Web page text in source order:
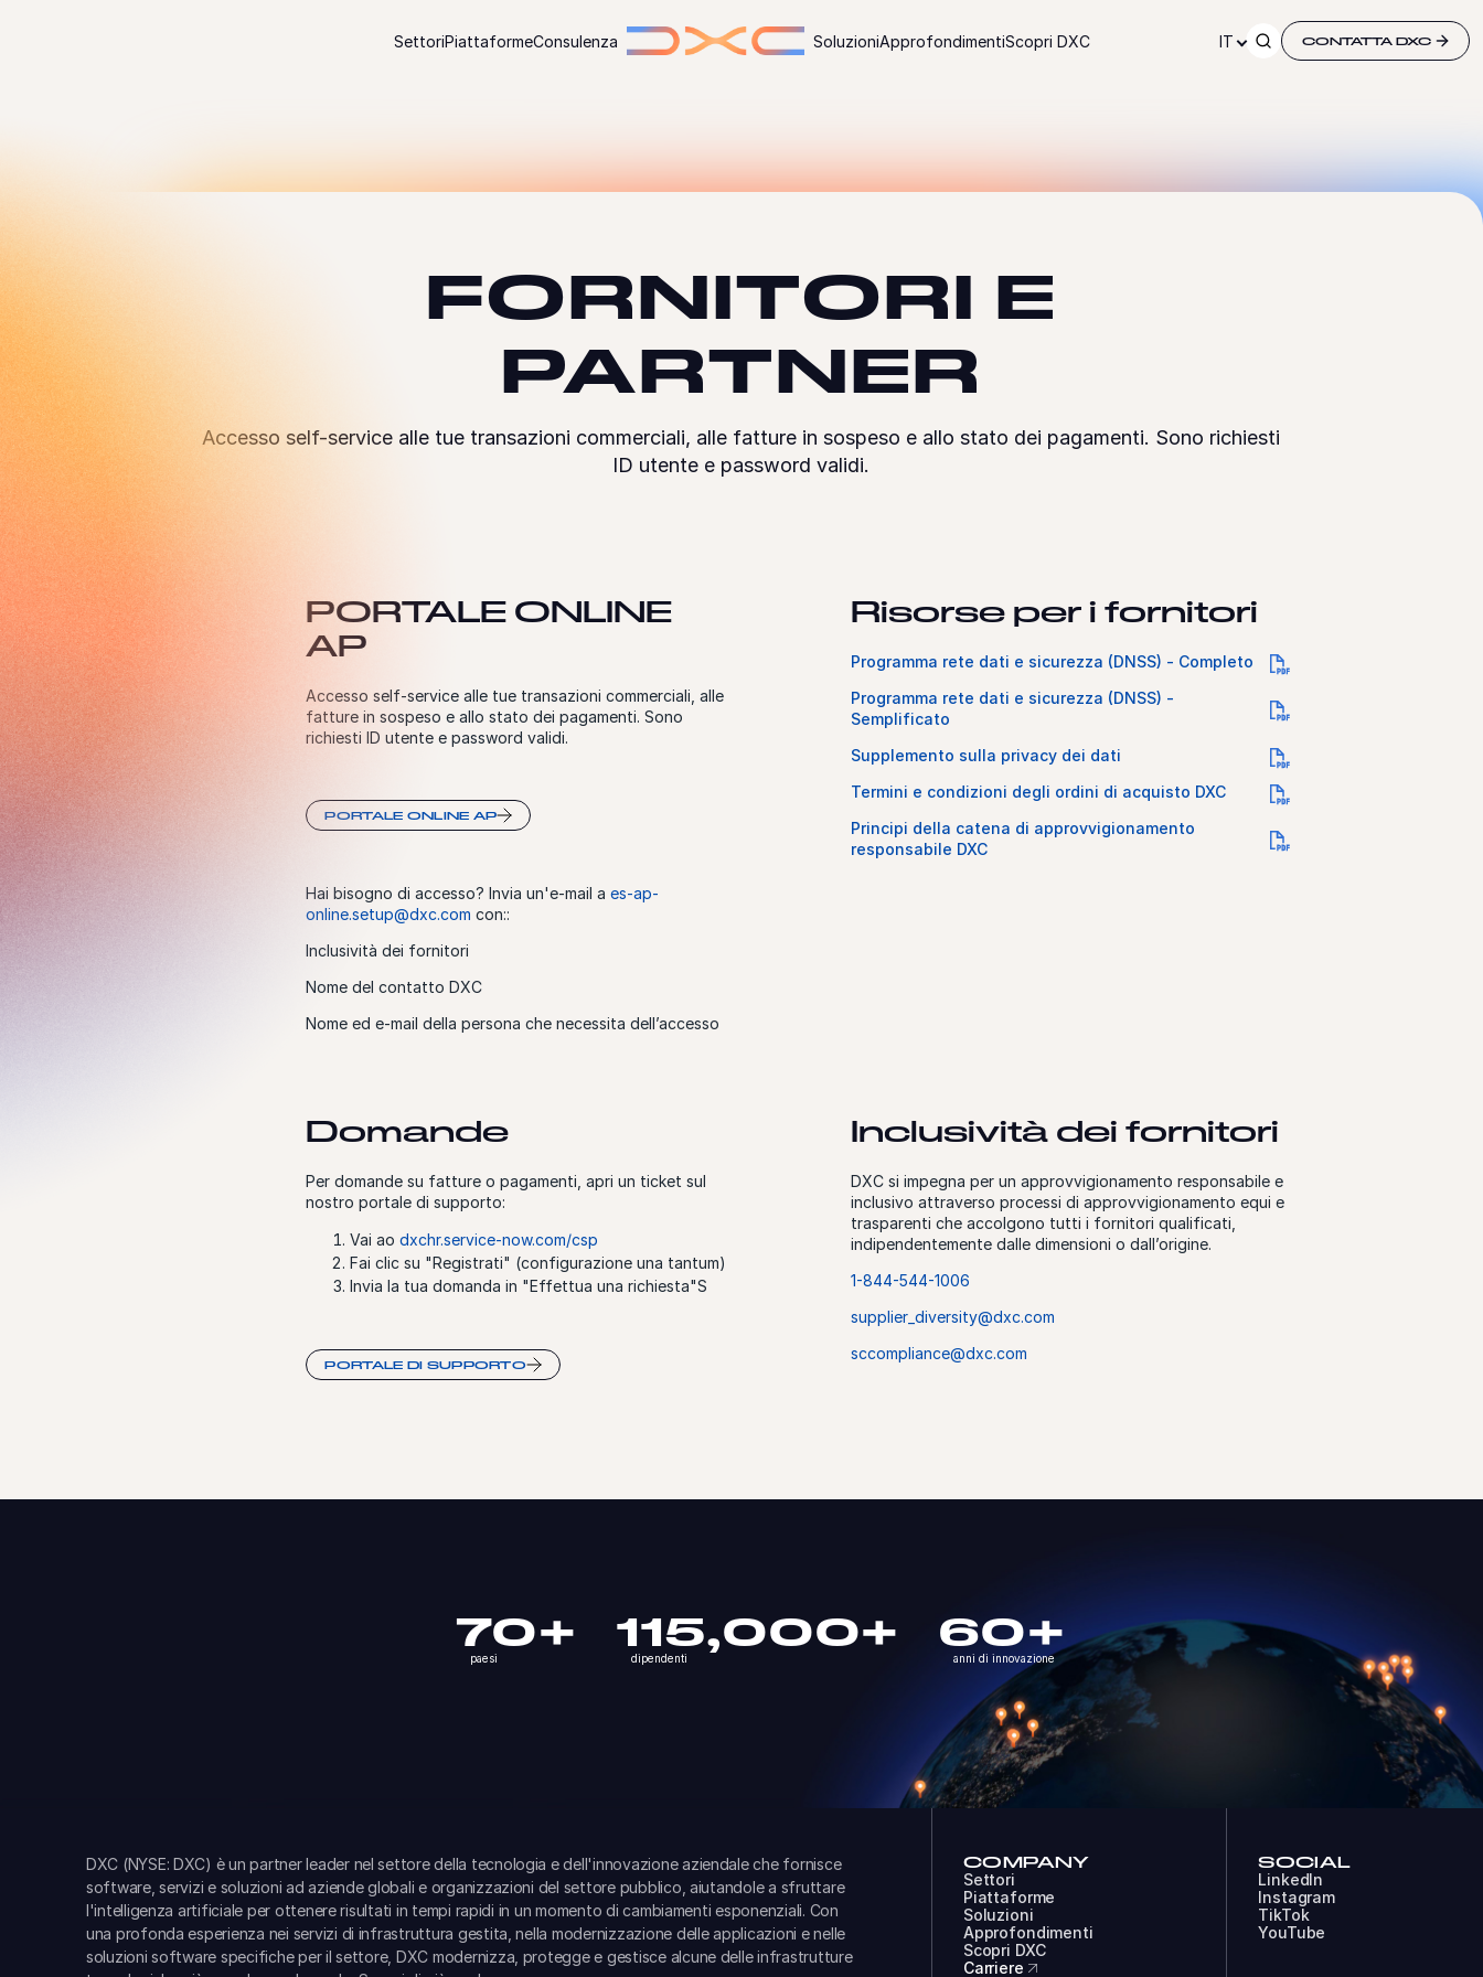
SettoriPiattaformeConsulenza SoluzioniApprofondimentiScopri DXC IT CONTATTA DXC
FORNITORI E
PARTNER
Accesso self-service alle tue transazioni commerciali, alle fatture in sospeso e allo stato dei pagamenti. Sono richiesti
ID utente e password validi.
PORTALE ONLINE
AP
Accesso self-service alle tue transazioni commerciali, alle
fatture in sospeso e allo stato dei pagamenti. Sono
richiesti ID utente e password validi.
PORTALE ONLINE AP
Hai bisogno di accesso? Invia un'e-mail aes-ap-
online.setup@dxc.com con::
Inclusività dei fornitori
Nome del contatto DXC
Nome ed e-mail della persona che necessita dell’accesso
Risorse per i fornitori
Programma rete dati e sicurezza (DNSS) - Completo
Programma rete dati e sicurezza (DNSS) -
Semplificato
Supplemento sulla privacy dei dati
Termini e condizioni degli ordini di acquisto DXC
Principi della catena di approvvigionamento
responsabile DXC
Domande
Per domande su fatture o pagamenti, apri un ticket sul
nostro portale di supporto:
Vai aodxchr.service-now.com/csp
Fai clic su "Registrati" (configurazione una tantum)
Invia la tua domanda in "Effettua una richiesta"S
PORTALE DI SUPPORTO
Inclusività dei fornitori
DXC si impegna per un approvvigionamento responsabile e
inclusivo attraverso processi di approvvigionamento equi e
trasparenti che accolgono tutti i fornitori qualificati,
indipendentemente dalle dimensioni o dall’origine.
1-844-544-1006
supplier_diversity@dxc.com
sccompliance@dxc.com
70+
paesi
115,000+
dipendenti
60+
anni di innovazione
DXC (NYSE: DXC) è un partner leader nel settore della tecnologia e dell'innovazione aziendale che fornisce
software, servizi e soluzioni ad aziende globali e organizzazioni del settore pubblico, aiutandole a sfruttare
l'intelligenza artificiale per ottenere risultati in tempi rapidi in un momento di cambiamenti esponenziali. Con
una profonda esperienza nei servizi di infrastruttura gestita, nella modernizzazione delle applicazioni e nelle
soluzioni software specifiche per il settore, DXC modernizza, protegge e gestisce alcune delle infrastrutture
COMPANY
Settori
Piattaforme
Soluzioni
Approfondimenti
Scopri DXC
Carriere
SOCIAL
LinkedIn
Instagram
TikTok
YouTube